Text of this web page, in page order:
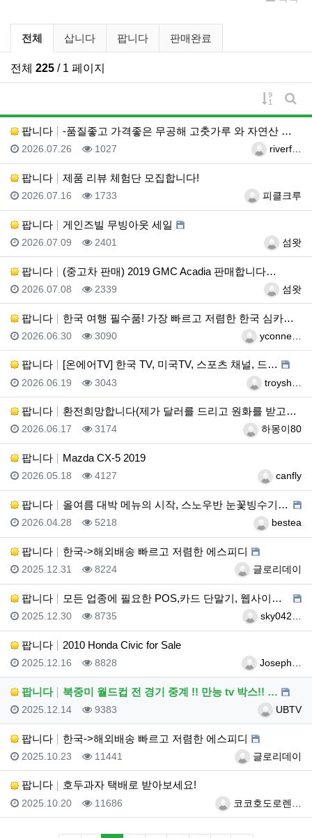
벼룩시장 분류 목록
전체 삽니다 팝니다 판매완료
전체 225 / 1 페이지
게시물
게
팝니다
-품질좋고 가격좋은 무공해 고춧가루 와 자연산 생꿀-
등록자riverf…
등록일
2026.07.26 조회
1027
팝니다 제품 리뷰 체험단 모집합니다!
등록자피클크루
등록일
2026.07.16 조회
1733
팝니다 게인즈빌 무빙아웃 세일
등록자섬왓
등록일
2026.07.09 조회
2401
팝니다 (중고차 판매) 2019 GMC Acadia 판매합니다…
등록자섬왓
등록일
2026.07.08 조회
2339
팝니다 한국 여행 필수품! 가장 빠르고 저렴한 한국 심카드(e…
등록자yconne…
등록일
2026.06.30 조회
3090
팝니다 [온에어TV] 한국 TV, 미국TV, 스포츠 채널, 드…
등록자troysh…
등록일
2026.06.19 조회
3043
팝니다 환전희망합니다(제가 달러를 드리고 원화를 받고싶습니다)
등록자하몽이80
등록일
2026.06.17 조회
3174
팝니다 Mazda CX-5 2019
등록자canfly
등록일
2026.05.18 조회
4127
팝니다 올여름 대박 메뉴의 시작, 스노우반 눈꽃빙수기 판매합니…
등록자bestea
등록일
2026.04.28 조회
5218
팝니다 한국->해외배송 빠르고 저렴한 에스피디
등록자글로리데이
등록일
2025.12.31 조회
8224
팝니다 모든 업종에 필요한 POS,카드 단말기, 웹사이트 제작…
등록자sky042…
등록일
2025.12.30 조회
8735
팝니다 2010 Honda Civic for Sale
등록자Joseph…
등록일
2025.12.16 조회
8828
팝니다 북중미 월드컵 전 경기 중계 !! 만능 tv 박스!! …
등록자UBTV
등록일
2025.12.14 조회
9383
팝니다 한국->해외배송 빠르고 저렴한 에스피디
등록자글로리데이
등록일
2025.10.23 조회
11441
팝니다 호두과자 택배로 받아보세요!
등록자코코호도로렌…
등록일
2025.10.20 조회
11686